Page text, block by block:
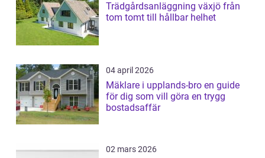
Trädgårdsanläggning växjö från
tom tomt till hållbar helhet
04 april 2026
Mäklare i upplands-bro en guide
för dig som vill göra en trygg
bostadsaffär
02 mars 2026